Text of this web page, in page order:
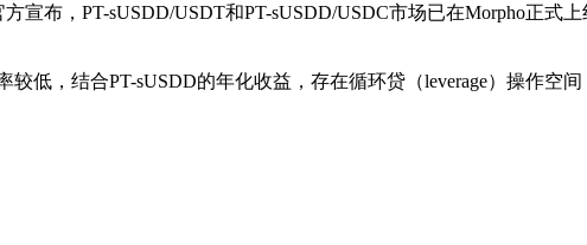
宣布，PT-sUSDD/USDT和PT-sUSDD/USDC市场已在Morpho正式
较低，结合PT-sUSDD的年化收益，存在循环贷（leverage）操作